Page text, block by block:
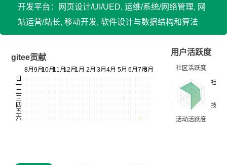
开发平台：网页设计/UI/UED, 运维/系统/网络管理, 网
站运营/站长, 移动开发, 软件设计与数据结构和算法
gitee贡献
用户活跃度